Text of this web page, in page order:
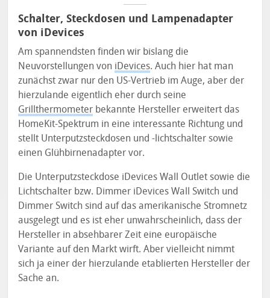
Schalter, Steckdosen und Lampenadapter
von iDevices
Am spannendsten finden wir bislang die
Neuvorstellungen von iDevices. Auch hier hat man
zunächst zwar nur den US-Vertrieb im Auge, aber der
hierzulande eigentlich eher durch seine
Grillthermometer bekannte Hersteller erweitert das
HomeKit-Spektrum in eine interessante Richtung und
stellt Unterputzsteckdosen und -lichtschalter sowie
einen Glühbirnenadapter vor.
Die Unterputzsteckdose iDevices Wall Outlet sowie die
Lichtschalter bzw. Dimmer iDevices Wall Switch und
Dimmer Switch sind auf das amerikanische Stromnetz
ausgelegt und es ist eher unwahrscheinlich, dass der
Hersteller in absehbarer Zeit eine europäische
Variante auf den Markt wirft. Aber vielleicht nimmt
sich ja einer der hierzulande etablierten Hersteller der
Sache an.